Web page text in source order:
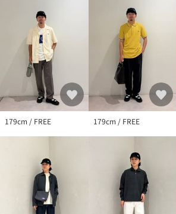
179cm / FREE 179cm / FREE